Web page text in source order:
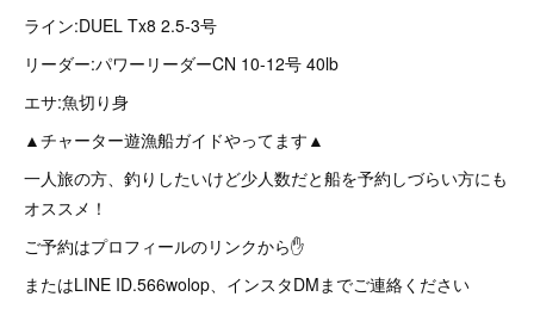
ライン:DUEL Tx8 2.5-3号
リーダー:パワーリーダーCN 10-12号 40lb
エサ:魚切り身
▲チャーター遊漁船ガイドやってます▲
一人旅の方、釣りしたいけど少人数だと船を予約しづらい方にも
オススメ！
ご予約はプロフィールのリンクから✋
またはLINE ID.566wolop、インスタDMまでご連絡ください